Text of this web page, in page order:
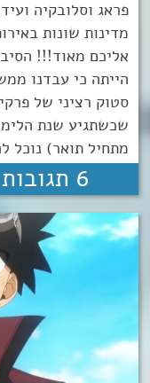
פראג וסלובקיה
מדינות שונות
אליכם מאוד!!!
הייתה כי עבדנו
סטוק רציני של
שכשתגיע שנת
מתחיל תואר) נוכל
6 תגובות